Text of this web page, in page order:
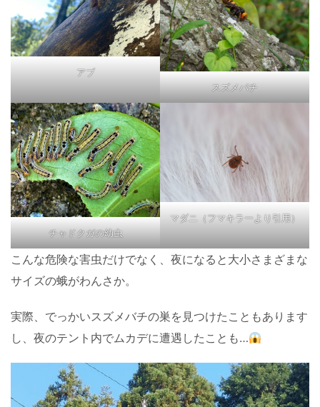
アブ
スズメバチ
チャドクガの幼虫
マダニ（フマキラーより引用）
こんな危険な害虫だけでなく、夜になると大小さまざまな
サイズの蛾がわんさか。
実際、でっかいスズメバチの巣を見つけたこともあります
し、夜のテント内でムカデに遭遇したことも…